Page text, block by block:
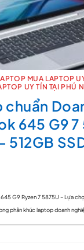
MUA LAPTOP
UY TÍN TẠI PHÚ
645 G9 7
512GB
G9 Ryzen 7 5875U – Lựa
phân khúc laptop doanh